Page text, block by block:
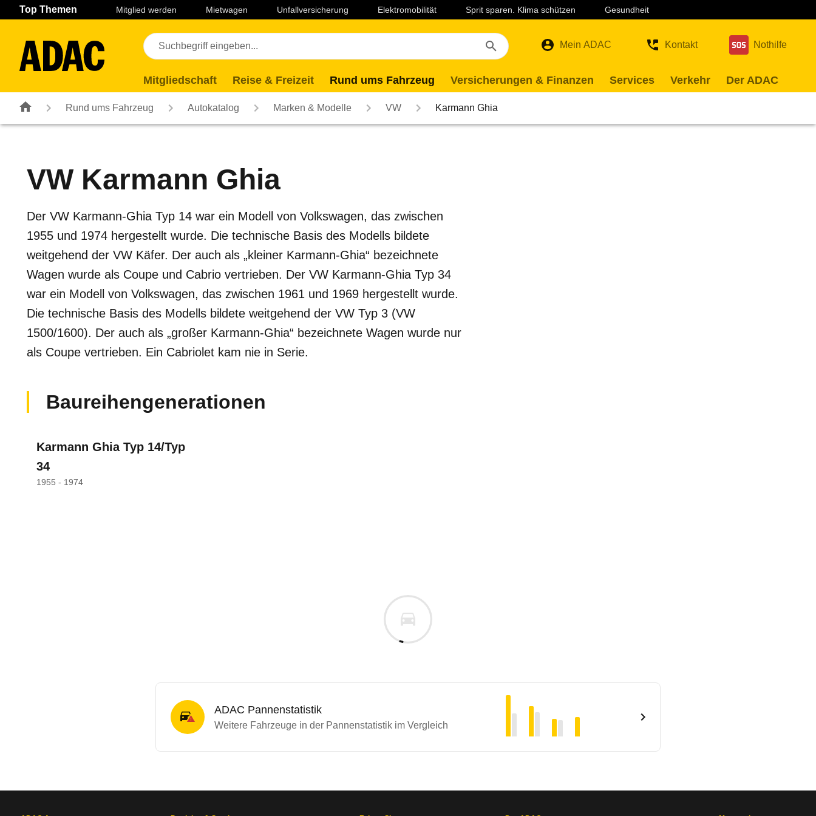
Navigation Seiteninhalt Fußzeile
Top Themen Mitglied werden Mietwagen Unfallversicherung Elektromobilität Sprit sparen. Klima schützen Gesundheit
Mein ADAC Kontakt Nothilfe
Mitgliedschaft Reise & Freizeit Rund ums Fahrzeug Versicherungen & Finanzen Services Verkehr Der ADAC
Rund ums Fahrzeug Autokatalog Marken & Modelle VW Karmann Ghia
VW Karmann Ghia
Der VW Karmann-Ghia Typ 14 war ein Modell von Volkswagen, das zwischen
1955 und 1974 hergestellt wurde. Die technische Basis des Modells bildete
weitgehend der VW Käfer. Der auch als „kleiner Karmann-Ghia“ bezeichnete
Wagen wurde als Coupe und Cabrio vertrieben. Der VW Karmann-Ghia Typ 34
war ein Modell von Volkswagen, das zwischen 1961 und 1969 hergestellt wurde.
Die technische Basis des Modells bildete weitgehend der VW Typ 3 (VW
1500/1600). Der auch als „großer Karmann-Ghia“ bezeichnete Wagen wurde nur
als Coupe vertrieben. Ein Cabriolet kam nie in Serie.
Baureihengenerationen
Karmann Ghia Typ 14/Typ
34
1955 - 1974
ADAC Pannenstatistik
Weitere Fahrzeuge in der Pannenstatistik im Vergleich